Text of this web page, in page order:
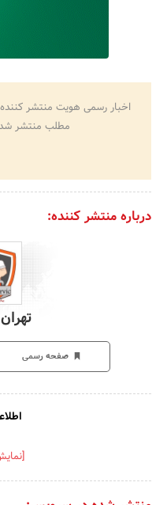
اخبار رسمی هویت منتشر
مطلب منتشر
درباره منتشر کننده:
صفحه رسمی